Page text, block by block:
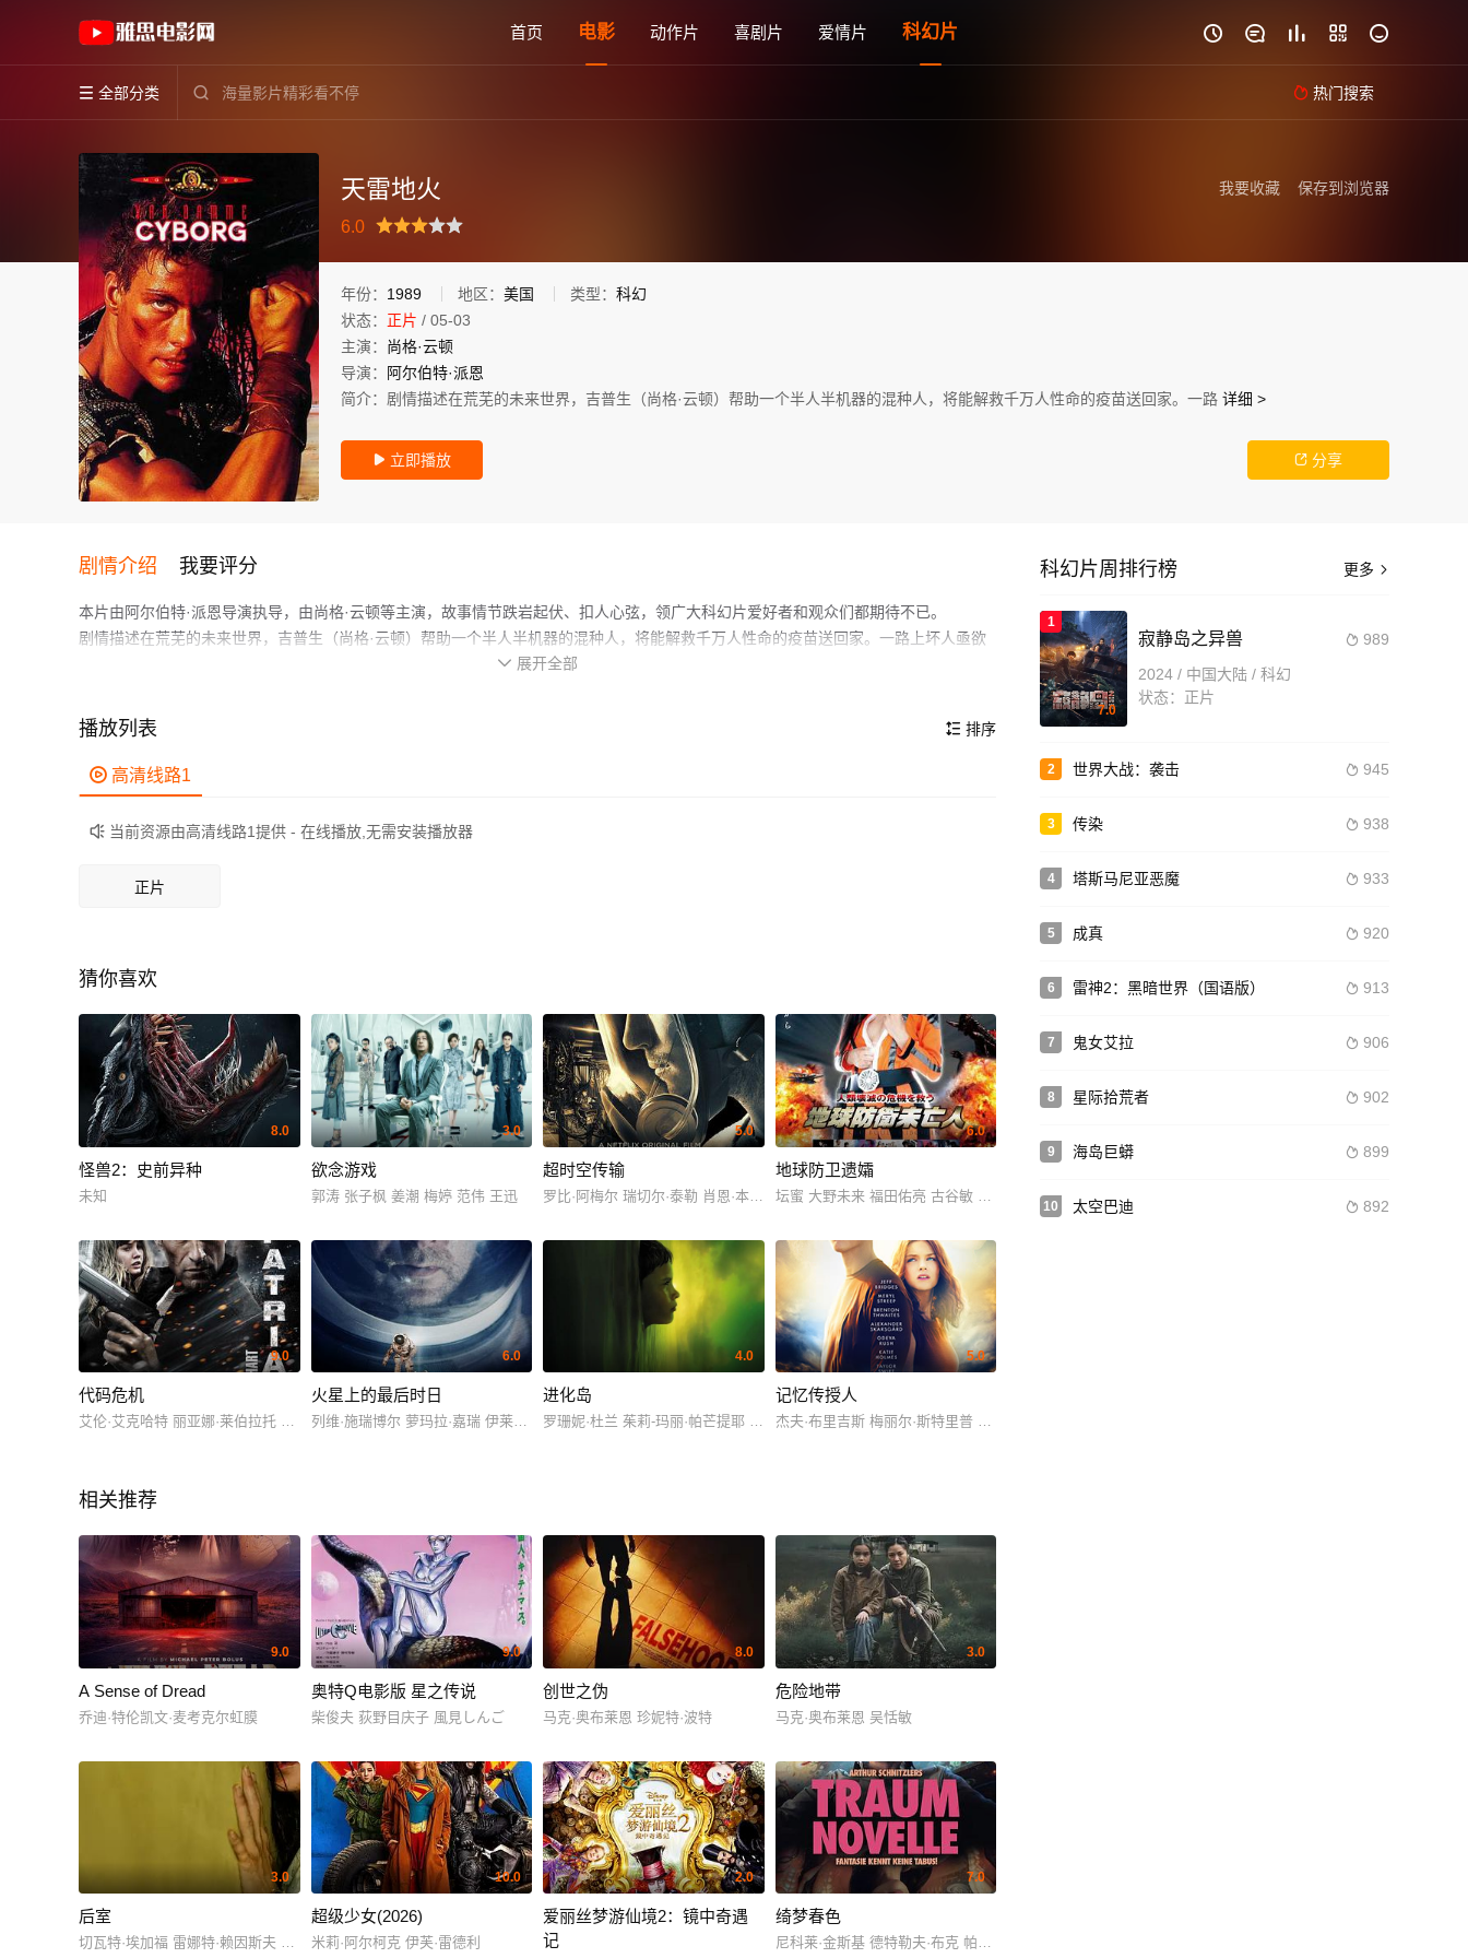
首页 电影 动作片 喜剧片 爱情片 科幻片     
 全部分类   热门搜索
《天雷地火》(1989)美国英语高清电影免费在线观看 - 雅思电影网
保存到浏览器
我要收藏
天雷地火
6.0
很差较差还行 推荐力荐
年份： 1989 地区： 美国 类型： 科幻
状态： 正片 / 05-03
主演： 尚格·云顿
导演：
阿尔伯特·派恩
简介： 剧情描述在荒芜的未来世界，吉普生（尚格·云顿）帮助一个半人半机器的混种人，将能解救千万人性命的疫苗送回家。一路 详细 >
 立即播放  分享
剧情介绍 我要评分
本片由阿尔伯特·派恩导演执导，由尚格·云顿等主演，故事情节跌岩起伏、扣人心弦，领广大科幻片爱好者和观众们都期待不已。
剧情描述在荒芜的未来世界，吉普生（尚格·云顿）帮助一个半人半机器的混种人，将能解救千万人性命的疫苗送回家。一路上坏人亟欲
除掉这名混种人，好让世界陷入混乱以趁机成为地球的统治者，但吉普生绝不会让他们如愿。
鲜明，适合喜欢科幻类电影的观众观看。
 展开全部
 排序
播放列表
 高清线路1
 当前资源由高清线路1提供 - 在线播放,无需安装播放器
正片
猜你喜欢
8.0
怪兽2：史前异种
未知
3.0
欲念游戏
郭涛 张子枫 姜潮 梅婷 范伟 王迅
5.0
超时空传输
罗比·阿梅尔 瑞切尔·泰勒 肖恩·本森 亚当·布切 坦图·卡丁诺 杰米斯皮尔切克
6.0
地球防卫遗孀
坛蜜 大野未来 福田佑亮 古谷敏 元冬树 堀内正美
9.0
代码危机
艾伦·艾克哈特 丽亚娜·莱伯拉托 欧嘉·柯瑞兰寇 加里克·哈根 艾力克·高敦
6.0
火星上的最后时日
列维·施瑞博尔 萝玛拉·嘉瑞 伊莱亚斯·科泰斯 奥莉维亚·威廉姆斯 约翰尼·哈里斯 戈兰·卡斯蒂克
4.0
进化岛
罗珊妮·杜兰 茱莉-玛丽·帕芒提耶 尼西姆·勒纳尔
5.0
记忆传授人
杰夫·布里吉斯 梅丽尔·斯特里普 布伦顿·思韦茨 亚历山大·斯卡斯加德 凯蒂·霍尔姆斯 奥德娅·拉什 卡梅隆·莫
相关推荐
9.0
A Sense of Dread
乔迪·特伦凯文·麦考克尔虹膜
9.0
奥特Q电影版 星之传说
柴俊夫 荻野目庆子 風見しんご
8.0
创世之伪
马克·奥布莱恩 珍妮特·波特
3.0
危险地带
马克·奥布莱恩 吴恬敏
3.0
后室
切瓦特·埃加福 雷娜特·赖因斯夫 芬恩·本尼特
10.0
超级少女(2026)
米莉·阿尔柯克 伊芙·雷德利
2.0
爱丽丝梦游仙境2：镜中奇遇
记
7.0
绮梦春色
尼科莱·金斯基 德特勒夫·布克 帕特里克·莫勒肯 Nike·Martens 布鲁诺·艾隆 Nicole·Nagel Laurine·Price
更多 
科幻片周排行榜
1
7.0
 989
寂静岛之异兽
2024 / 中国大陆 / 科幻
状态：正片
2  945
世界大战：袭击
3  938
传染
4  933
塔斯马尼亚恶魔
5  920
成真
6  913
雷神2：黑暗世界（国语版）
7  906
鬼女艾拉
8  902
星际拾荒者
9  899
海岛巨蟒
10  892
太空巴迪